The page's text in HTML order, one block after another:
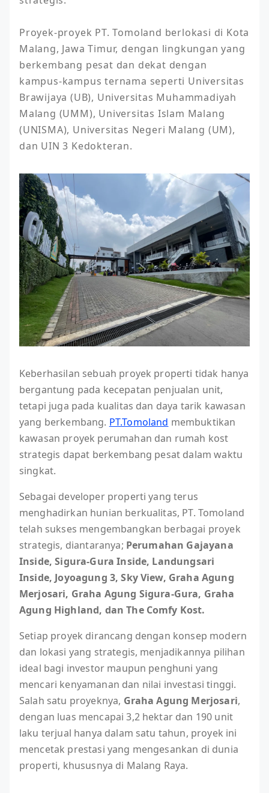
Proyek-proyek PT. Tomoland berlokasi di Kota
Malang, Jawa Timur, dengan lingkungan yang
berkembang pesat dan dekat dengan
kampus-kampus ternama seperti Universitas
Brawijaya (UB), Universitas Muhammadiyah
Malang (UMM), Universitas Islam Malang
(UNISMA), Universitas Negeri Malang (UM),
dan UIN 3 Kedokteran.
Keberhasilan sebuah proyek properti tidak hanya
bergantung pada kecepatan penjualan unit,
tetapi juga pada kualitas dan daya tarik kawasan
yang berkembang. PT.Tomoland membuktikan
kawasan proyek perumahan dan rumah kost
strategis dapat berkembang pesat dalam waktu
singkat.
Sebagai developer properti yang terus
menghadirkan hunian berkualitas, PT. Tomoland
telah sukses mengembangkan berbagai proyek
strategis, diantaranya; Perumahan Gajayana
Inside, Sigura-Gura Inside, Landungsari
Inside, Joyoagung 3, Sky View, Graha Agung
Merjosari, Graha Agung Sigura-Gura, Graha
Agung Highland, dan The Comfy Kost.
Setiap proyek dirancang dengan konsep modern
dan lokasi yang strategis, menjadikannya pilihan
ideal bagi investor maupun penghuni yang
mencari kenyamanan dan nilai investasi tinggi.
Salah satu proyeknya, Graha Agung Merjosari,
dengan luas mencapai 3,2 hektar dan 190 unit
laku terjual hanya dalam satu tahun, proyek ini
mencetak prestasi yang mengesankan di dunia
properti, khususnya di Malang Raya.